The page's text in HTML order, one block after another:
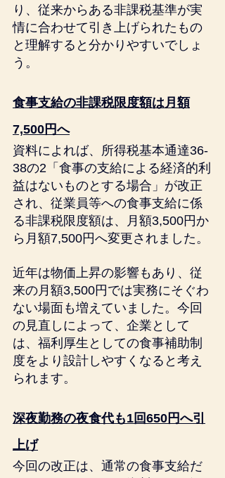
り、従来からある非課税基準が実
情に合わせて引き上げられたもの
と理解すると分かりやすいでしょ
う。
食事支給の非課税限度額は月額
7,500円へ
資料によれば、所得税基本通達36-
38の2「食事の支給による経済的利
益はないものとする場合」が改正
され、従業員等への食事支給に係
る非課税限度額は、月額3,500円か
ら月額7,500円へ変更されました。
近年は物価上昇の影響もあり、従
来の月額3,500円では実務にそぐわ
ない場面も増えていました。今回
の見直しによって、企業として
は、福利厚生としての食事補助制
度をより設計しやすくなると考え
られます。
深夜勤務の夜食代も1回650円へ引
上げ
今回の改正は、通常の食事支給だ